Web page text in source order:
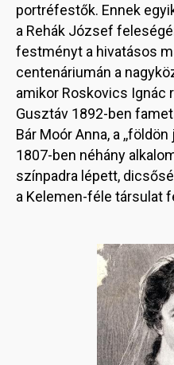
portréfestők. Ennek
a Rehák József
festményt a hivatásos
centenáriumán a
amikor Roskovics Ignác
Gusztáv 1892-ben
Bár Moór Anna, a
1807-ben néhány
színpadra lépett,
a Kelemen-féle társulat
Image